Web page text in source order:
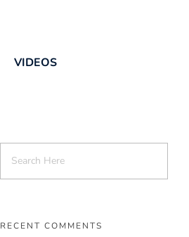
VIDEOS
RECENT COMMENTS